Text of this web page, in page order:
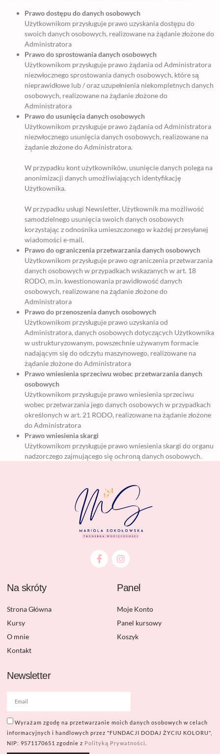
Prawo dostępu do danych osobowych
Użytkownikom przysługuje prawo uzyskania dostępu do
swoich danych osobowych, realizowane na żądanie złożone do
Administratora
Prawo do sprostowania danych osobowych
Użytkownikom przysługuje prawo żądania od Administratora
niezwłocznego sprostowania danych osobowych, które są
nieprawidłowe lub / oraz uzupełnienia niekompletnych danych
osobowych, realizowane na żądanie złożone do
Administratora
Prawo do usunięcia danych osobowych
Użytkownikom przysługuje prawo żądania od Administratora
niezwłocznego usunięcia danych osobowych, realizowane na
żądanie złożone do Administratora.
W przypadku kont użytkowników, usunięcie danych polega na
anonimizacji danych umożliwiających identyfikację
Użytkownika.
W przypadku usługi Newsletter, Użytkownik ma możliwość
samodzielnego usunięcia swoich danych osobowych
korzystając z odnośnika umieszczonego w każdej przesyłanej
wiadomości e-mail.
Prawo do ograniczenia przetwarzania danych osobowych
Użytkownikom przysługuje prawo ograniczenia przetwarzania
danych osobowych w przypadkach wskazanych w art. 18
RODO, m.in. kwestionowania prawidłowość danych
osobowych, realizowane na żądanie złożone do
Administratora
Prawo do przenoszenia danych osobowych
Użytkownikom przysługuje prawo uzyskania od
Administratora, danych osobowych dotyczących Użytkownika
w ustrukturyzowanym, powszechnie używanym formacie
nadającym się do odczytu maszynowego, realizowane na
żądanie złożone do Administratora
Prawo wniesienia sprzeciwu wobec przetwarzania danych
osobowych
Użytkownikom przysługuje prawo wniesienia sprzeciwu
wobec przetwarzania jego danych osobowych w przypadkach
określonych w art. 21 RODO, realizowane na żądanie złożone
do Administratora
Prawo wniesienia skargi
Użytkownikom przysługuje prawo wniesienia skargi do organu
nadzorczego zajmującego się ochroną danych osobowych.
Na skróty
Strona Główna
Kursy
O mnie
Kontakt
Panel
Moje Konto
Panel kursowy
Koszyk
Newsletter
Wyrażam zgodę na przetwarzanie moich danych osobowych w celach
informacyjnych i handlowych przez "FUNDACJI DODAJ ŻYCIU KOLORU",
NIP: 9571170651 zgodnie z Polityką Prywatności